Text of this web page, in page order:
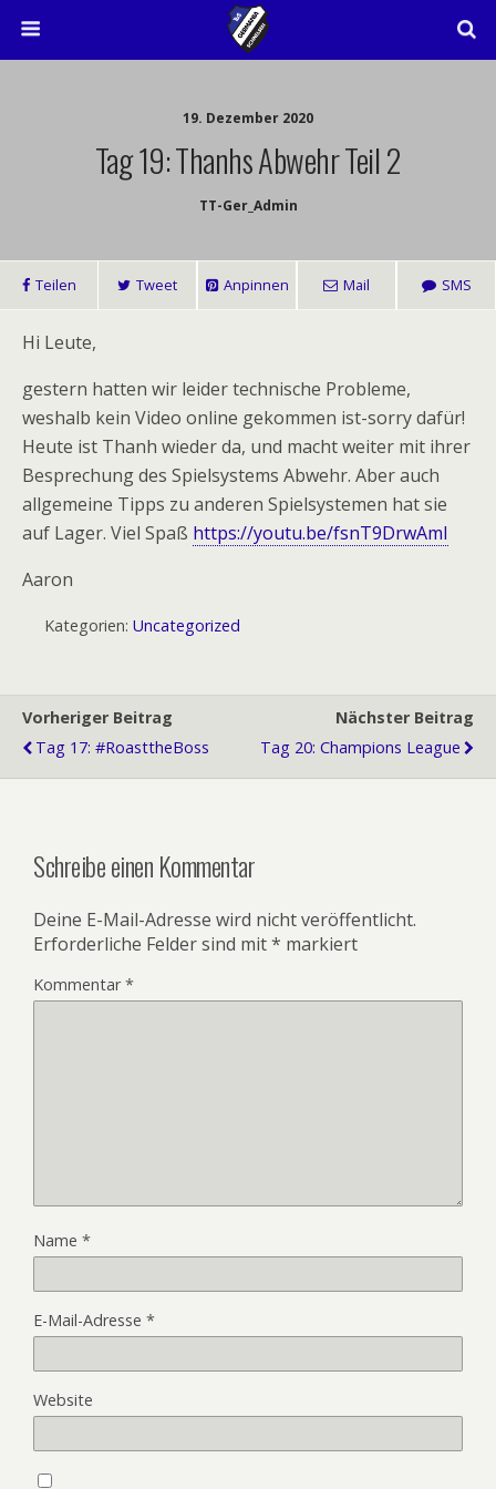
19. Dezember 2020
Tag 19: Thanhs Abwehr Teil 2
TT-Ger_Admin
Teilen Tweet Anpinnen Mail SMS
Hi Leute,
gestern hatten wir leider technische Probleme,
weshalb kein Video online gekommen ist-sorry dafür!
Heute ist Thanh wieder da, und macht weiter mit ihrer
Besprechung des Spielsystems Abwehr. Aber auch
allgemeine Tipps zu anderen Spielsystemen hat sie
auf Lager. Viel Spaß https://youtu.be/fsnT9DrwAmI
Aaron
Kategorien: Uncategorized
Vorheriger Beitrag
Tag 17: #RoasttheBoss
Nächster Beitrag
Tag 20: Champions League
Schreibe einen Kommentar
Deine E-Mail-Adresse wird nicht veröffentlicht.
Erforderliche Felder sind mit* markiert
Kommentar*
Name *
E-Mail-Adresse *
Website